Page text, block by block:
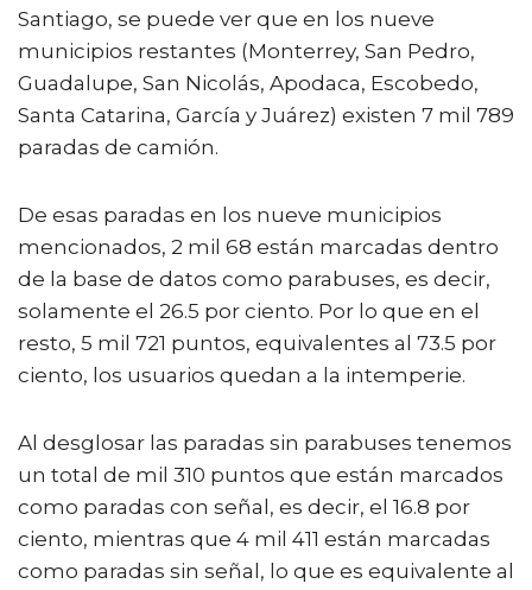
Santiago, se puede ver que en los nueve
municipios restantes (Monterrey, San Pedro,
Guadalupe, San Nicolás, Apodaca, Escobedo,
Santa Catarina, García y Juárez) existen 7 mil 789
paradas de camión.
De esas paradas en los nueve municipios
mencionados, 2 mil 68 están marcadas dentro
de la base de datos como parabuses, es decir,
solamente el 26.5 por ciento. Por lo que en el
resto, 5 mil 721 puntos, equivalentes al 73.5 por
ciento, los usuarios quedan a la intemperie.
Al desglosar las paradas sin parabuses tenemos
un total de mil 310 puntos que están marcados
como paradas con señal, es decir, el 16.8 por
ciento, mientras que 4 mil 411 están marcadas
como paradas sin señal, lo que es equivalente al